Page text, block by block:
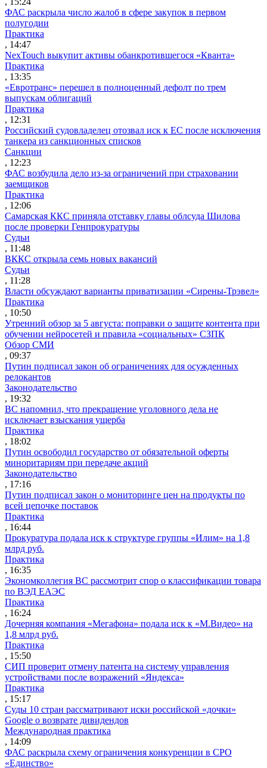
ФАС раскрыла число жалоб в сфере закупок в первом
полугодии
Практика
, 14:47
NexTouch выкупит активы обанкротившегося «Кванта»
Практика
, 13:35
«Евротранс» перешел в полноценный дефолт по трем
выпускам облигаций
Практика
, 12:31
Российский судовладелец отозвал иск к ЕС после исключения
танкера из санкционных списков
Санкции
, 12:23
ФАС возбудила дело из-за ограничений при страховании
заемщиков
Практика
, 12:06
Самарская ККС приняла отставку главы облсуда Шилова
после проверки Генпрокуратуры
Судьи
, 11:48
ВККС открыла семь новых вакансий
Судьи
, 11:28
Власти обсуждают варианты приватизации «Сирены-Трэвел»
Практика
, 10:50
Утренний обзор за 5 августа: поправки о защите контента при
обучении нейросетей и правила «социальных» СЗПК
Обзор СМИ
, 09:37
Путин подписал закон об ограничениях для осужденных
релокантов
Законодательство
, 19:32
ВС напомнил, что прекращение уголовного дела не
исключает взыскания ущерба
Практика
, 18:02
Путин освободил государство от обязательной оферты
миноритариям при передаче акций
Законодательство
, 17:16
Путин подписал закон о мониторинге цен на продукты по
всей цепочке поставок
Практика
, 16:44
Прокуратура подала иск к структуре группы «Илим» на 1,8
млрд руб.
Практика
, 16:35
Экономколлегия ВС рассмотрит спор о классификации товара
по ВЭД ЕАЭС
Практика
, 16:24
Дочерняя компания «Мегафона» подала иск к «М.Видео» на
1,8 млрд руб.
Практика
, 15:50
СИП проверит отмену патента на систему управления
устройствами после возражений «Яндекса»
Практика
, 15:17
Суды 10 стран рассматривают иски российской «дочки»
Google о возврате дивидендов
Международная практика
, 14:09
ФАС раскрыла схему ограничения конкуренции в СРО
«Единство»